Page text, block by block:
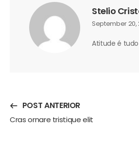
Stelio
September 20,
Atitude é
POST ANTERIOR
Cras ornare tristique elit